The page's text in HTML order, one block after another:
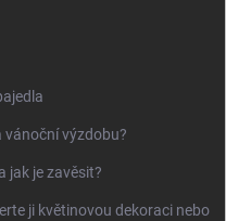
vánoční výzdobu?
jak je zavěsit?
ji květinovou dekoraci nebo